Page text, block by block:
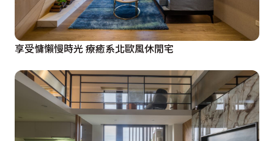
享受慵懶慢時光 療癒系北歐風休閒宅